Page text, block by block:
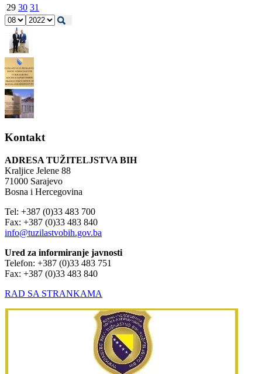
29 30 31
Kontakt
ADRESA TUŽITELJSTVA BIH
Kraljice Jelene 88
71000 Sarajevo
Bosna i Hercegovina
Tel: +387 (0)33 483 700
Fax: +387 (0)33 483 840
info@tuzilastvobih.gov.ba
Ured za informiranje javnosti
Telefon: +387 (0)33 483 751
Fax: +387 (0)33 483 840
RAD SA STRANKAMA